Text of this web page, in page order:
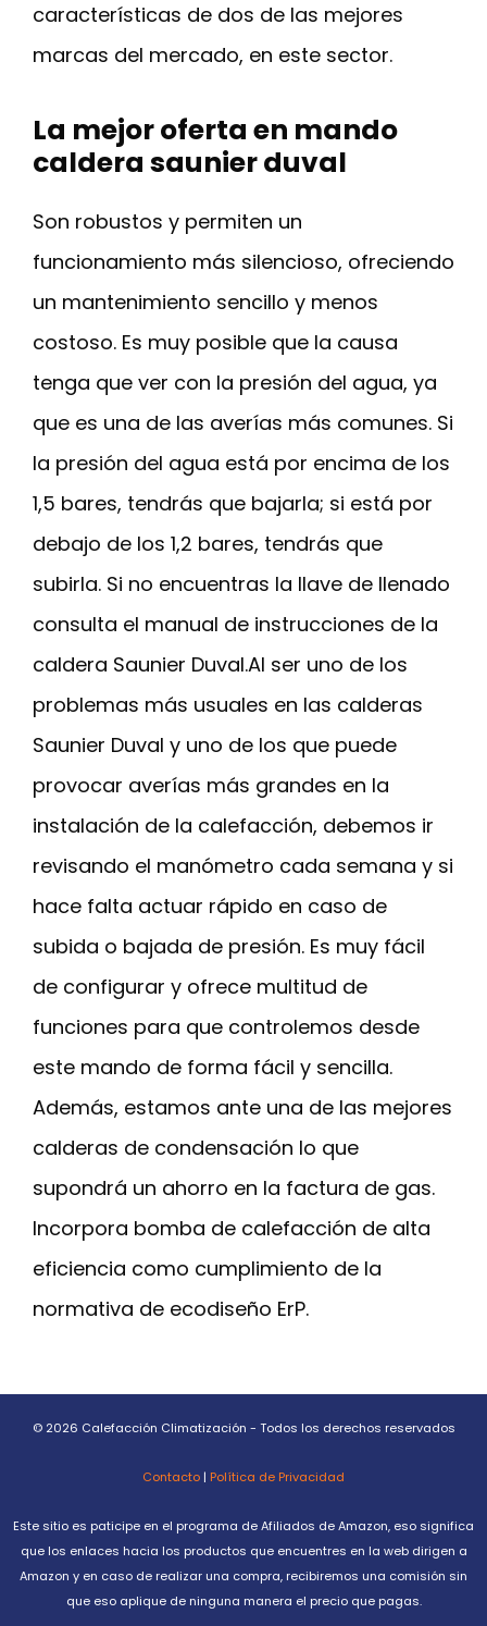
características de dos de las mejores
marcas del mercado, en este sector.
La mejor oferta en mando
caldera saunier duval
Son robustos y permiten un
funcionamiento más silencioso, ofreciendo
un mantenimiento sencillo y menos
costoso. Es muy posible que la causa
tenga que ver con la presión del agua, ya
que es una de las averías más comunes. Si
la presión del agua está por encima de los
1,5 bares, tendrás que bajarla; si está por
debajo de los 1,2 bares, tendrás que
subirla. Si no encuentras la llave de llenado
consulta el manual de instrucciones de la
caldera Saunier Duval.Al ser uno de los
problemas más usuales en las calderas
Saunier Duval y uno de los que puede
provocar averías más grandes en la
instalación de la calefacción, debemos ir
revisando el manómetro cada semana y si
hace falta actuar rápido en caso de
subida o bajada de presión. Es muy fácil
de configurar y ofrece multitud de
funciones para que controlemos desde
este mando de forma fácil y sencilla.
Además, estamos ante una de las mejores
calderas de condensación lo que
supondrá un ahorro en la factura de gas.
Incorpora bomba de calefacción de alta
eficiencia como cumplimiento de la
normativa de ecodiseño ErP.
© 2026 Calefacción Climatización - Todos los derechos reservados
Contacto | Política de Privacidad
Este sitio es paticipe en el programa de Afiliados de Amazon, eso significa
que los enlaces hacia los productos que encuentres en la web dirigen a
Amazon y en caso de realizar una compra, recibiremos una comisión sin
que eso aplique de ninguna manera el precio que pagas.